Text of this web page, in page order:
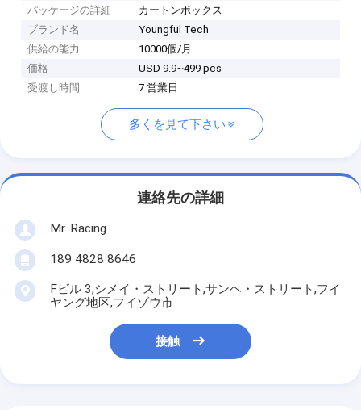
パッケージの詳細
カートンボックス
ブランド名
Youngful Tech
供給の能力
10000個/月
価格
USD 9.9~499 pcs
受渡し時間
7 営業日
多くを見て下さい
連絡先の詳細
Mr. Racing
189 4828 8646
Fビル 3,シメイ・ストリート,サンヘ・ストリート,フイ
ヤング地区,フイゾウ市
接触